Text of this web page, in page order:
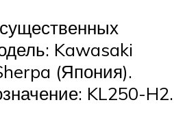
Kawasaki
(Япония).
KL250-H2.